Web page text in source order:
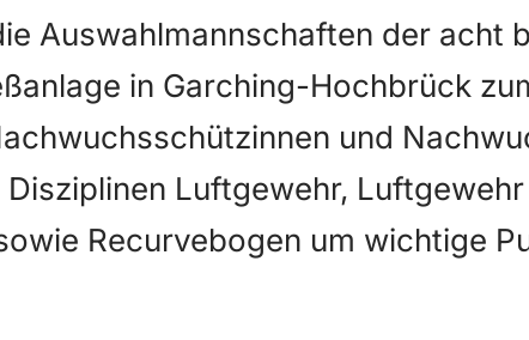
Auswahlmannschaften der acht
in Garching-Hochbrück
und
Luftgewehr,
Recurvebogen um wichtige